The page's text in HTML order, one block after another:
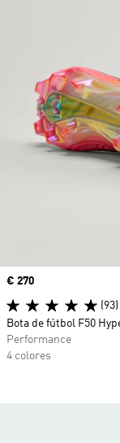
Precio
€ 270
(93)
Bota de fútbol F50
Performance
4 colores